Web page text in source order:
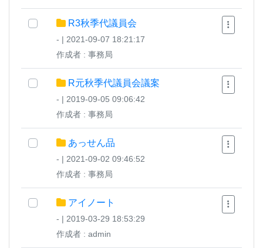
R3秋季代議員会
- | 2021-09-07 18:21:17
作成者 : 事務局
R元秋季代議員会議案
- | 2019-09-05 09:06:42
作成者 : 事務局
あっせん品
- | 2021-09-02 09:46:52
作成者 : 事務局
アイノート
- | 2019-03-29 18:53:29
作成者 : admin